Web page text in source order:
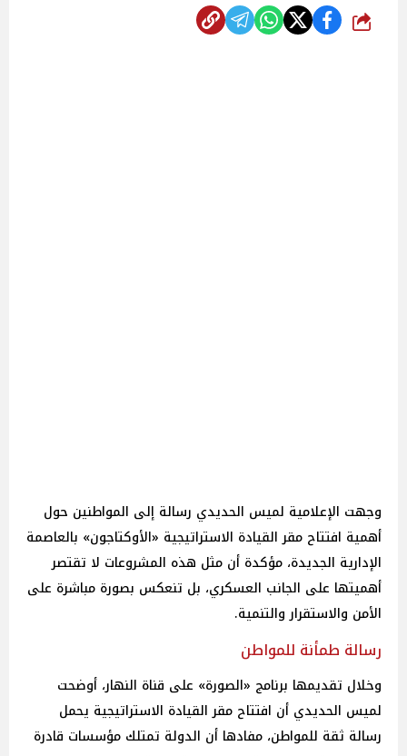
شارك
وجهت الإعلامية لميس الحديدي رسالة إلى المواطنين حول
أهمية افتتاح مقر القيادة الاستراتيجية «الأوكتاجون» بالعاصمة
الإدارية الجديدة، مؤكدة أن مثل هذه المشروعات لا تقتصر
أهميتها على الجانب العسكري، بل تنعكس بصورة مباشرة على
الأمن والاستقرار والتنمية.
رسالة طمأنة للمواطن
وخلال تقديمها برنامج «الصورة» على قناة النهار، أوضحت
لميس الحديدي أن افتتاح مقر القيادة الاستراتيجية يحمل
رسالة ثقة للمواطن، مفادها أن الدولة تمتلك مؤسسات قادرة